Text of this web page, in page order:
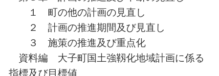
１ 町の他の計画の見直し
２ 計画の推進期間及び見直し
３ 施策の推進及び重点化
資料編 大子町国土強靱化地域計画に係る
指標及び目標値